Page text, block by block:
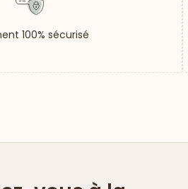
100% sécurisé